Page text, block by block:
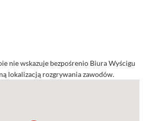
nie wskazuje bezpośrenio Biura Wyścigu
lokalizacją rozgrywania zawodów.